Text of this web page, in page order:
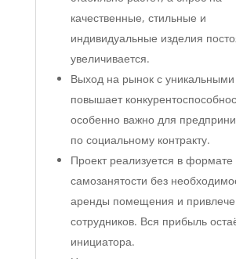
качественные, стильные и
индивидуальные изделия
увеличивается.
Выход на рынок с уникальными
повышает
особенно важно для
по социальному контракту.
Проект реализуется в формате
самозанятости без
аренды помещения и
сотрудников. Вся прибыль
инициатора.